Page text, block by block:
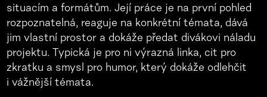
situacím a formátům. Její práce je na první pohled
rozpoznatelná, reaguje na konkrétní témata, dává
jim vlastní prostor a dokáže předat divákovi náladu
projektu. Typická je pro ni výrazná linka, cit pro
zkratku a smysl pro humor, který dokáže odlehčit
i vážnější témata.